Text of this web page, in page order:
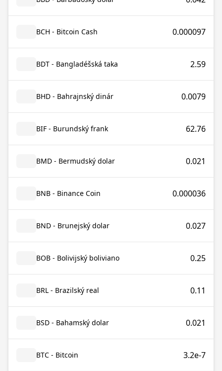
BCH - Bitcoin Cash 0.000097
BDT - Bangladéšská taka 2.59
BHD - Bahrajnský dinár 0.0079
BIF - Burundský frank 62.76
BMD - Bermudský dolar 0.021
BNB - Binance Coin 0.000036
BND - Brunejský dolar 0.027
BOB - Bolivijský boliviano 0.25
BRL - Brazilský real 0.11
BSD - Bahamský dolar 0.021
BTC - Bitcoin 3.2e-7